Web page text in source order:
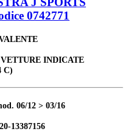
0742771
INDICATE
C)
06/12 > 03/16
13387156